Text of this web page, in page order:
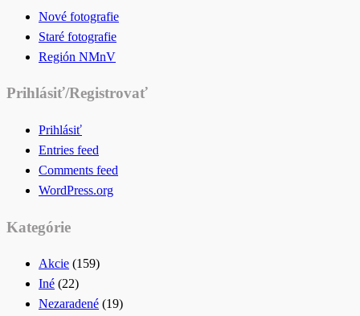
Nové fotografie
Staré fotografie
Región NMnV
Prihlásiť/Registrovať
Prihlásiť
Entries feed
Comments feed
WordPress.org
Kategórie
Akcie (159)
Iné (22)
Nezaradené (19)